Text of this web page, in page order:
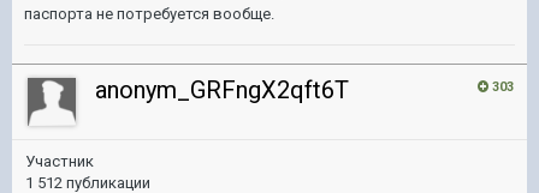
паспорта не потребуется вообще.
303
anonym_GRFngX2qft6T
Участник
1 512 публикации